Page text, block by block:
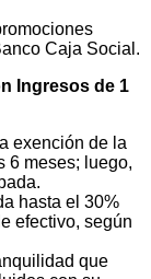
Caja Social.
Ingresos de 1
exención de la
6 meses; luego,
hasta el 30%
efectivo, según
que